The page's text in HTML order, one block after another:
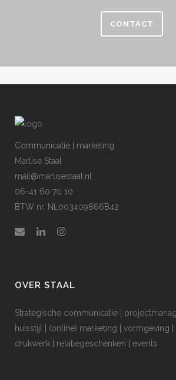
CONTACT
Communicatie | marketing
Marlise Staal
mail@marlisestaal.nl
06-41 60 70 10
BTW nr. NL003409866B42
OVER STAAL
Strategische communicatie |
huisstijl | (online) marketing | vormgeving |
drukwerk | relatiegeschenken | events